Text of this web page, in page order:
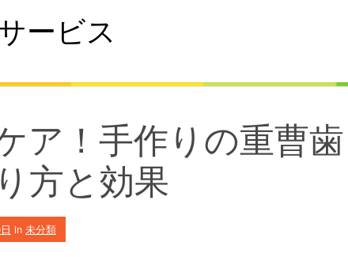
ービス
ア！手作りの重曹歯
方と効果
in 未分類